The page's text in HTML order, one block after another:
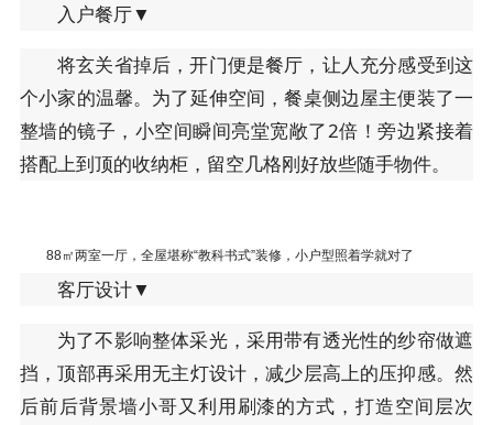
入户餐厅▼
将玄关省掉后，开门便是餐厅，让人充分感受到这
个小家的温馨。为了延伸空间，餐桌侧边屋主便装了一
整墙的镜子，小空间瞬间亮堂宽敞了2倍！旁边紧接着
搭配上到顶的收纳柜，留空几格刚好放些随手物件。
88㎡两室一厅，全屋堪称“教科书式”装修，小户型照着学就对了
客厅设计▼
为了不影响整体采光，采用带有透光性的纱帘做遮
挡，顶部再采用无主灯设计，减少层高上的压抑感。然
后前后背景墙小哥又利用刷漆的方式，打造空间层次